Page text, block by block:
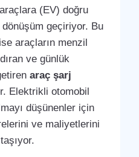
(EV) doğru
geçiriyor. Bu
araçların menzil
ve günlük
araç şarj
Elektrikli otomobil
düşünenler için
ve maliyetlerini